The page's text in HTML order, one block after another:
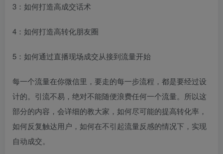
3：如何打造高成交话术
4：如何打造高转化朋友圈
5：如何通过直播现场成交从接到流量开始
每一个流量在你微信里，要走的每一步流程，都是要经过设
计的。引流不易，绝对不能随便浪费任何一个流量。所以这
部分的内容，会详细的教大家，如何尽可能的提高转化率，
如何反复触达用户，如何在不引起流量反感的情况下，实现
自动成交。